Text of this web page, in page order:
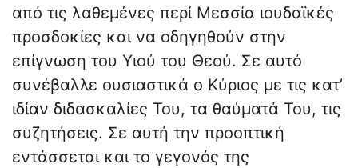
από τις λαθεμένες περί Μεσσία ιουδαϊκές
προσδοκίες και να οδηγηθούν στην
επίγνωση του Υιού του Θεού. Σε αυτό
συνέβαλλε ουσιαστικά ο Κύριος με τις κατ’
ιδίαν διδασκαλίες Του, τα θαύματά Του, τις
συζητήσεις. Σε αυτή την προοπτική
εντάσσεται και το γεγονός της